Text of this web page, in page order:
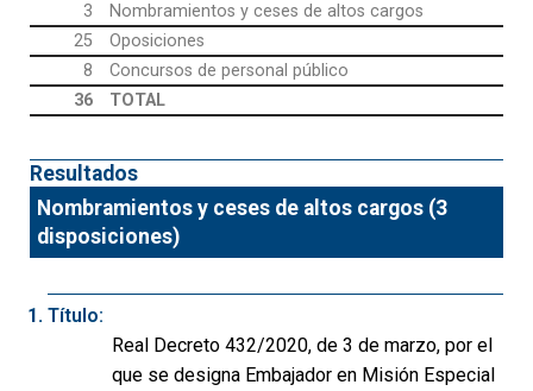
3
Nombramientos y ceses de altos cargos
25
Oposiciones
8
Concursos de personal público
36
TOTAL
Resultados
Nombramientos y ceses de altos cargos (3
disposiciones)
Título:
Real Decreto 432/2020, de 3 de marzo, por el
que se designa Embajador en Misión Especial